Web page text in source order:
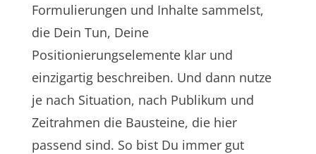
Formulierungen und Inhalte sammelst,
die Dein Tun, Deine
Positionierungselemente klar und
einzigartig beschreiben. Und dann nutze
je nach Situation, nach Publikum und
Zeitrahmen die Bausteine, die hier
passend sind. So bist Du immer gut